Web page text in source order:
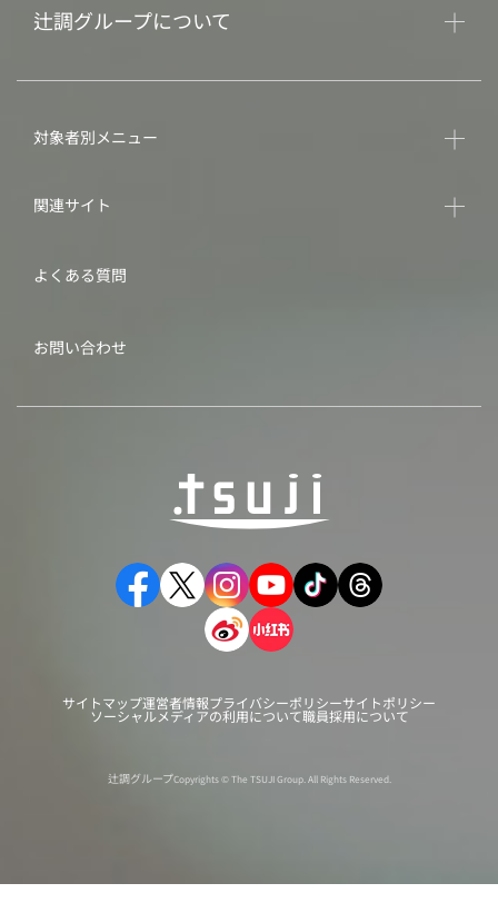
辻調グループについて
対象者別メニュー
関連サイト
よくある質問
お問い合わせ
サイトマップ運営者情報プライバシーポリシーサイトポリシー
ソーシャルメディアの利用について職員採用について
辻調グループCopyrights © The TSUJI Group. All Rights Reserved.